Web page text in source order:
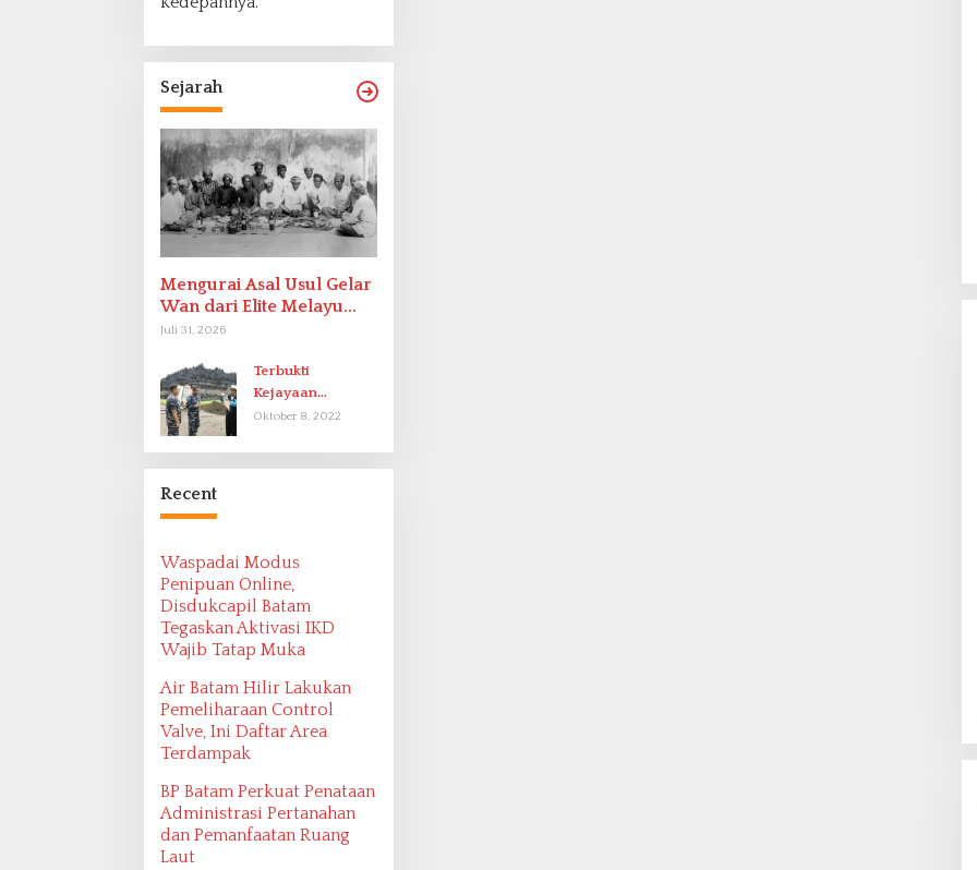
Sejarah
Mengurai Asal Usul Gelar
Wan dari Elite Melayu
Hingga Populer di
Juli 31, 2026
Terbukti
Kejayaan
Indonesia pada
Oktober 8, 2022
Recent
Waspadai Modus
Penipuan Online,
Disdukcapil Batam
Tegaskan Aktivasi IKD
Wajib Tatap Muka
Air Batam Hilir Lakukan
Pemeliharaan Control
Valve, Ini Daftar Area
Terdampak
BP Batam Perkuat Penataan
Administrasi Pertanahan
dan Pemanfaatan Ruang
Laut